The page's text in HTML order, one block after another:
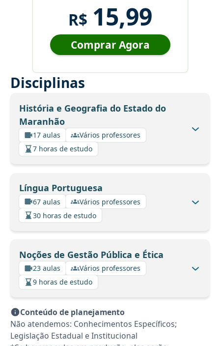
R$ 15,99
Comprar Agora
Disciplinas
História e Geografia do Estado do
Maranhão
17 aulas
Vários professores
7 horas de estudo
Língua Portuguesa
67 aulas
Vários professores
30 horas de estudo
Noções de Gestão Pública e Ética
23 aulas
Vários professores
9 horas de estudo
Conteúdo de planejamento
Não atendemos: Conhecimentos Específicos;
Legislação Estadual e Institucional